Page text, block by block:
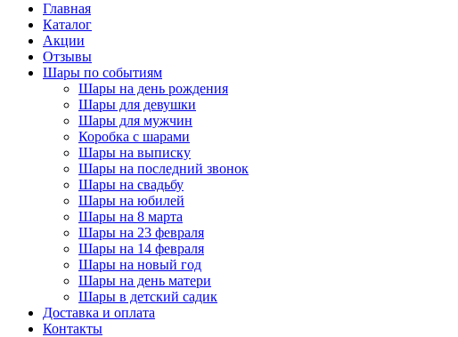
Главная
Каталог
Акции
Отзывы
Шары по событиям
Шары на день рождения
Шары для девушки
Шары для мужчин
Коробка с шарами
Шары на выписку
Шары на последний звонок
Шары на свадьбу
Шары на юбилей
Шары на 8 марта
Шары на 23 февраля
Шары на 14 февраля
Шары на новый год
Шары на день матери
Шары в детский садик
Доставка и оплата
Контакты